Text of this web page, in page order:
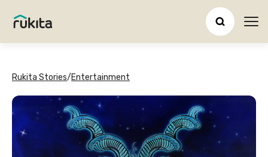
Rukita Stories/Entertainment